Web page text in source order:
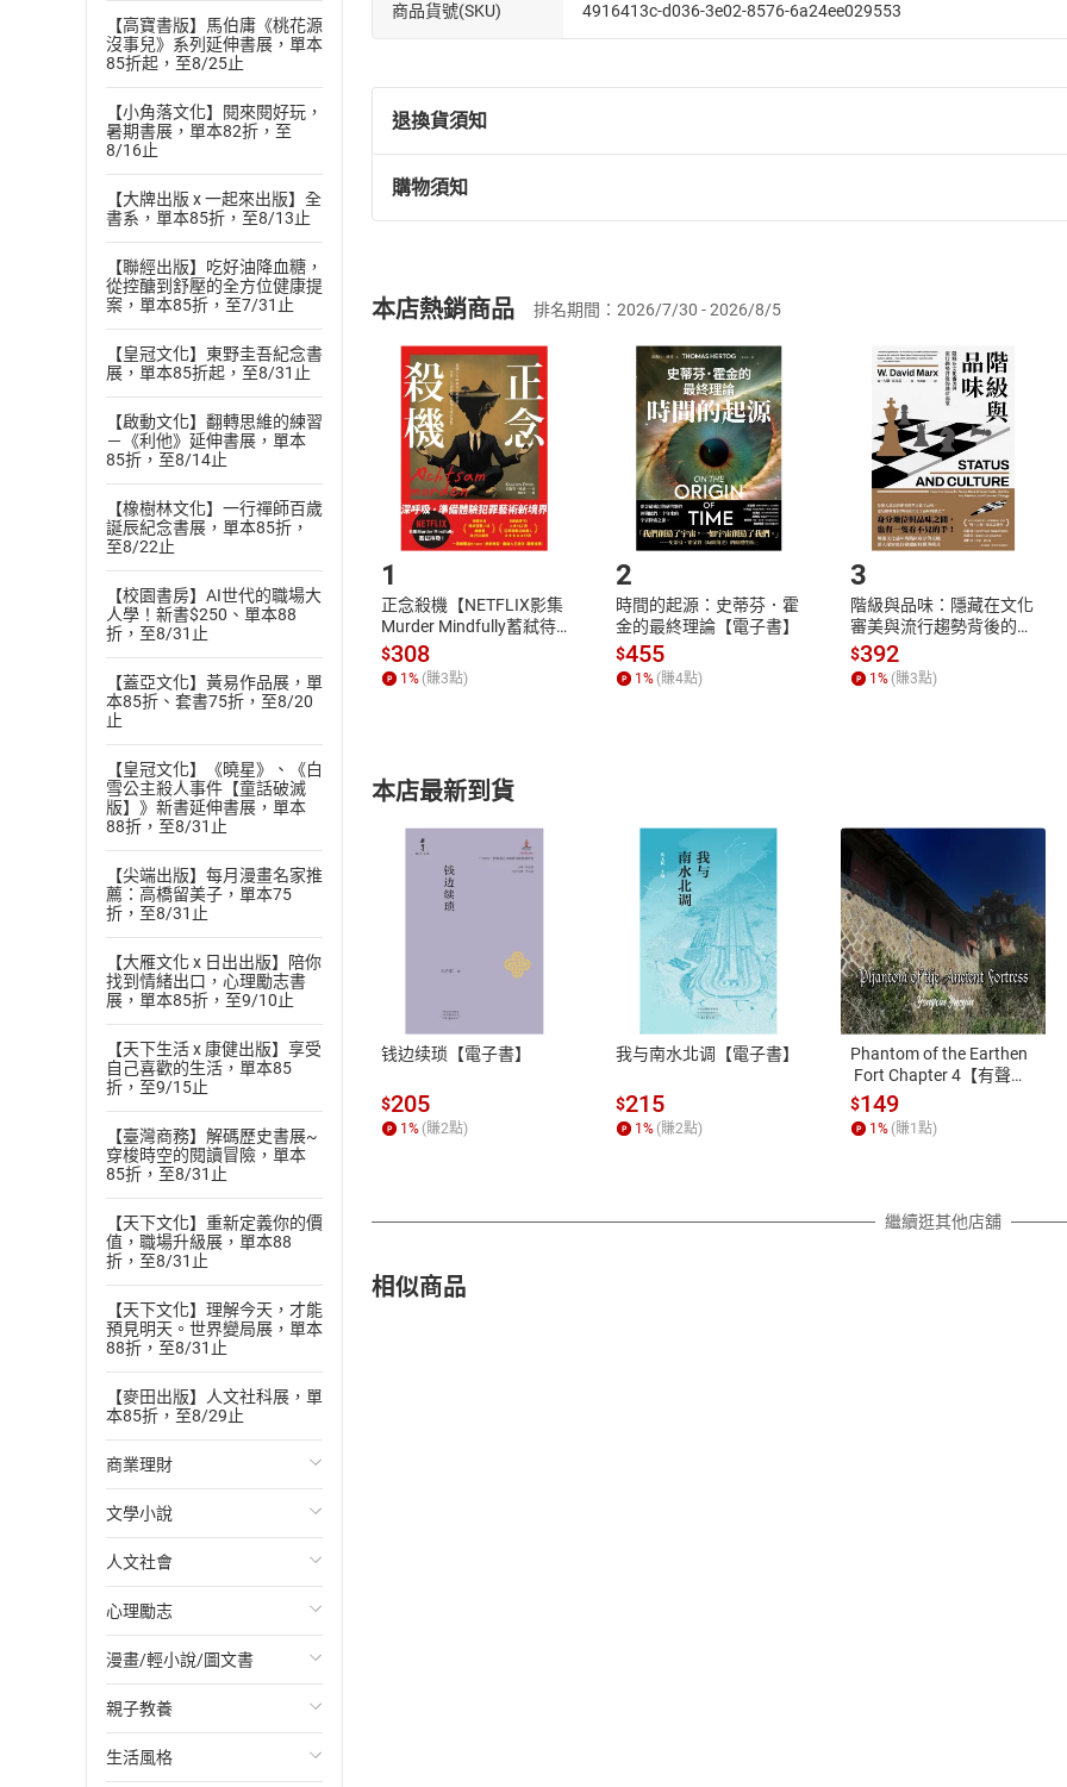
【高寶書版】馬伯庸《桃花源
沒事兒》系列延伸書展，單本
85折起，至8/25止
【小角落文化】閱來閱好玩，
暑期書展，單本82折，至
8/16止
【大牌出版 x 一起來出版】全
書系，單本85折，至8/13止
【聯經出版】吃好油降血糖，
從控醣到舒壓的全方位健康提
案，單本85折，至7/31止
【皇冠文化】東野圭吾紀念書
展，單本85折起，至8/31止
【啟動文化】翻轉思維的練習
－《利他》延伸書展，單本
85折，至8/14止
【橡樹林文化】一行禪師百歲
誕辰紀念書展，單本85折，
至8/22止
【校園書房】AI世代的職場大
人學！新書$250、單本88
折，至8/31止
【蓋亞文化】黃易作品展，單
本85折、套書75折，至8/20
止
【皇冠文化】《曉星》、《白
雪公主殺人事件【童話破滅
版】》新書延伸書展，單本
88折，至8/31止
【尖端出版】每月漫畫名家推
薦：高橋留美子，單本75
折，至8/31止
【大雁文化 x 日出出版】陪你
找到情緒出口，心理勵志書
展，單本85折，至9/10止
【天下生活 x 康健出版】享受
自己喜歡的生活，單本85
折，至9/15止
【臺灣商務】解碼歷史書展~
穿梭時空的閱讀冒險，單本
85折，至8/31止
【天下文化】重新定義你的價
值，職場升級展，單本88
折，至8/31止
【天下文化】理解今天，才能
預見明天。世界變局展，單本
88折，至8/31止
【麥田出版】人文社科展，單
本85折，至8/29止
商業理財
投資理財
經濟/趨勢
財務/金融
管理/領導
職場工作術
成功法
文學小說
歐美文學
日本文學
韓國文學
華文文學
經典文學
人文社會
國際關係
政治
社會科學
台灣/中國歷史
心理勵志
心靈成長/情緒
人際關係
兩性關係
漫畫/輕小說/圖文書
輕小說
奇幻/科幻
親子教養
教育現場
生活風格
商品貨號(SKU) 4916413c-d036-3e02-8576-6a24ee029553
退換貨須知
退換貨規定：
(一)依消費者保護法第19條第1項後段暨通訊交易解除權合理例外情事適用
(二)消費者訂購本店鋪之商品即代表知悉本店鋪所銷售之商品為電子書，
且已下載/存取電子書，不得請求退貨退款。
退貨方式：您欲取消訂單或辦理退貨時，請登入樂天市場，並於「我的訂單
貨」，本店鋪將依您的申請進行審核，待審核通過後將為您辦理退款事宜。
請注意，樂天市場須以整筆訂單為單位進行取消/退貨，恕無法以單支商品取
購物須知
挑選商品
Choose
放入購物車
Shopping cart
登入帳號
Login
購書後，如何開始使用？
Step1.選擇閱讀載具 Step2.登入
付款方式
ATM轉帳、信用卡、LINE PAY、AFTEE
退換貨規範
本店是否提供消費者保護法七日猶
之權利，遽消費者保護法及通訊交
除權合理例外情事適用準則，依商
質各有不同規定。詳細退換貨說明
照各商品說明。
本店熱銷商品 排名期間：2026/7/30 - 2026/8/5
1
正念殺機【NETFLIX影集
Murder Mindfully蓄弒待
發】【電子書】
$308
1 % (賺3點)
2
時間的起源：史蒂芬．霍
金的最終理論【電子書】
$455
1 % (賺4點)
3
階級與品味：隱藏在文化
審美與流行趨勢背後的地
位渴望【電子書】
$392
1 % (賺3點)
本店最新到貨
钱边续琐【電子書】
$205
1% (賺2點)
我与南水北调【電子書】
$215
1% (賺2點)
Phantom of the Earthen
Fort Chapter 4【有聲
書】
$149
1% (賺1點)
繼續逛其他店舖
相似商品